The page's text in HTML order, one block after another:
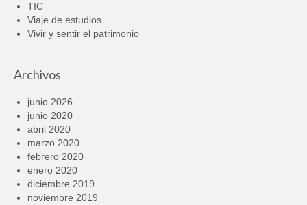
TIC
Viaje de estudios
Vivir y sentir el patrimonio
Archivos
junio 2026
junio 2020
abril 2020
marzo 2020
febrero 2020
enero 2020
diciembre 2019
noviembre 2019